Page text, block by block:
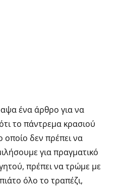
ένα άρθρο για να
το πάντρεμα κρασιού
οποίο δεν πρέπει να
για πραγματικό
πρέπει να τρώμε με
όλο το τραπέζι,